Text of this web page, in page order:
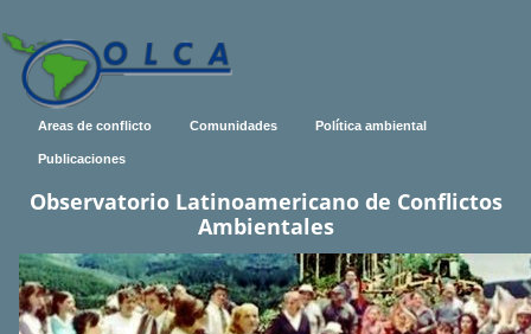
Areas de conflicto Comunidades Política ambiental
Publicaciones
Observatorio Latinoamericano de Conflictos
Ambientales